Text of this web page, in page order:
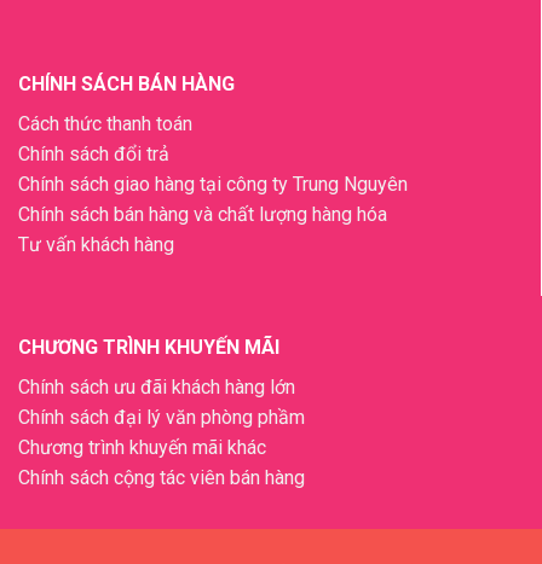
CHÍNH SÁCH BÁN HÀNG
Cách thức thanh toán
Chính sách đổi trả
Chính sách giao hàng tại công ty Trung Nguyên
Chính sách bán hàng và chất lượng hàng hóa
Tư vấn khách hàng
CHƯƠNG TRÌNH KHUYẾN MÃI
Chính sách ưu đãi khách hàng lớn
Chính sách đại lý văn phòng phầm
Chương trình khuyến mãi khác
Chính sách cộng tác viên bán hàng